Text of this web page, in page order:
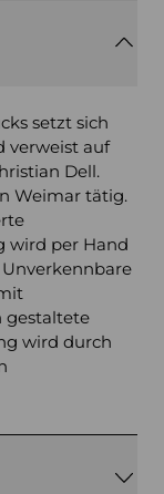
setzt sich
verweist auf
Dell.
Weimar tätig.
wird per Hand
gestaltete
wird durch